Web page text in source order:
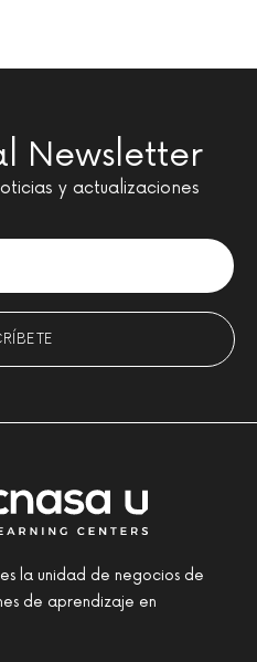
Newsletter
y actualizaciones
la unidad de negocios de
de aprendizaje en